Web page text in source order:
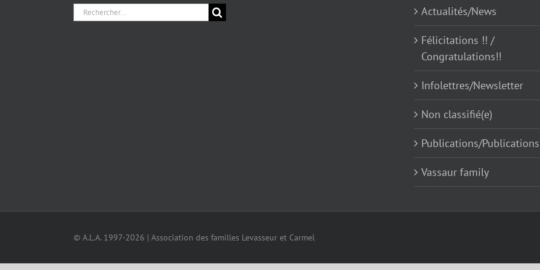
Chercher
Actualités/News
Félicitations !! /
Congratulations!!
Infolettres/Newsletter
Non classifié(e)
Publications/Publications
Vassaur family
© A.L.A. 1997-2026 | Association des familles Levasseur et Carmel